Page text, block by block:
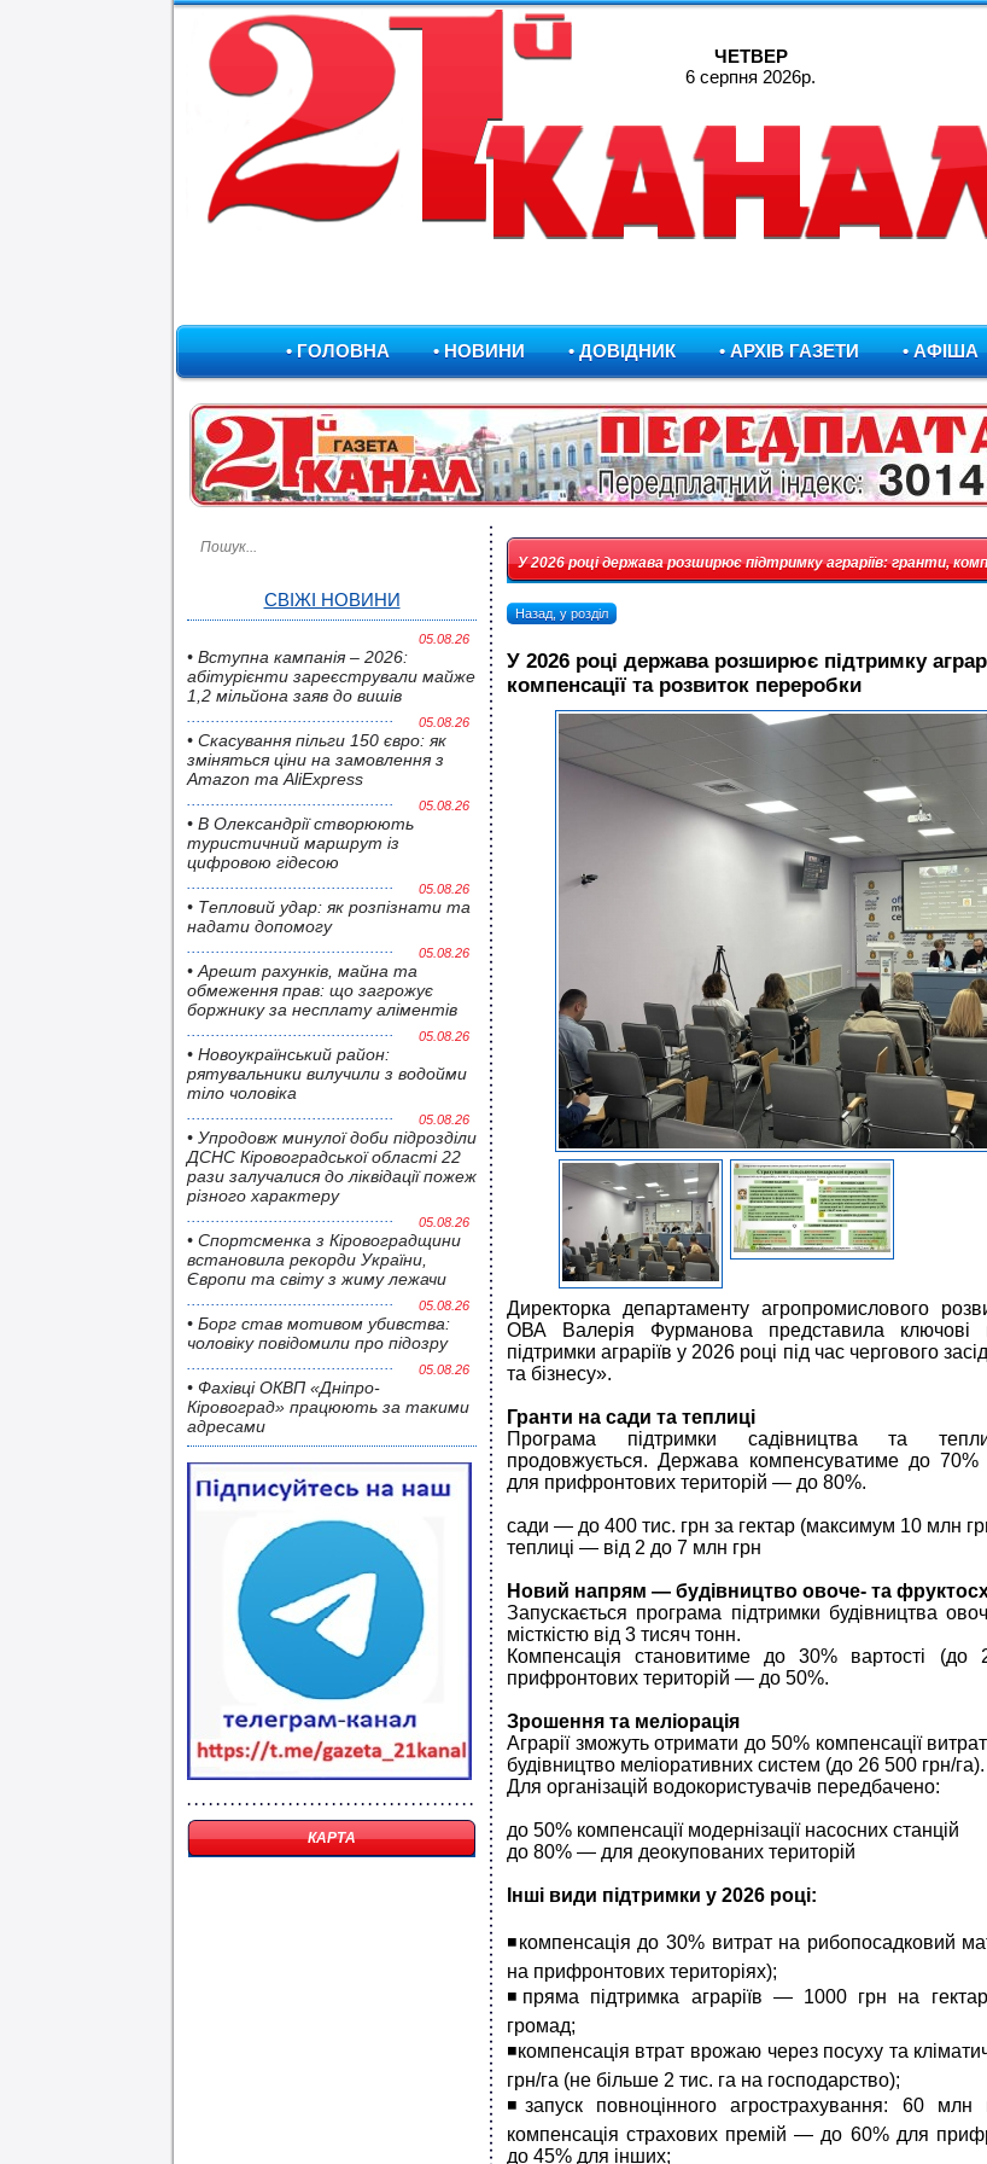
ЧЕТВЕР
6 серпня 2026р.
• ГОЛОВНА • НОВИНИ • ДОВІДНИК • АРХІВ ГАЗЕТИ • АФІША
СВІЖІ НОВИНИ
05.08.26
• Вступна кампанія – 2026:
абітурієнти зареєстрували майже
1,2 мільйона заяв до вишів
05.08.26
• Скасування пільги 150 євро: як
зміняться ціни на замовлення з
Amazon та AliExpress
05.08.26
• В Олександрії створюють
туристичний маршрут із
цифровою гідесою
05.08.26
• Тепловий удар: як розпізнати та
надати допомогу
05.08.26
• Арешт рахунків, майна та
обмеження прав: що загрожує
боржнику за несплату аліментів
05.08.26
• Новоукраїнський район:
рятувальники вилучили з водойми
тіло чоловіка
05.08.26
• Упродовж минулої доби підрозділи
ДСНС Кіровоградської області 22
рази залучалися до ліквідації пожеж
різного характеру
05.08.26
• Спортсменка з Кіровоградщини
встановила рекорди України,
Європи та світу з жиму лежачи
05.08.26
• Борг став мотивом убивства:
чоловіку повідомили про підозру
05.08.26
• Фахівці ОКВП «Дніпро-
Кіровоград» працюють за такими
адресами
КАРТА
У 2026 році держава розширює підтримку аграріїв: гранти,
Назад, у розділ
У 2026 році держава розширює підтримку
компенсації та розвиток переробки
Директорка департаменту агропромислового
ОВА Валерія Фурманова представила ключові
підтримки аграріїв у 2026 році під час чергового
та бізнесу».
Гранти на сади та теплиці
Програма підтримки садівництва та
продовжується. Держава компенсуватиме до 70%
для прифронтових територій — до 80%.
сади — до 400 тис. грн за гектар (максимум 10 млн
теплиці — від 2 до 7 млн грн
Новий напрям — будівництво овоче- та
Запускається програма підтримки будівництва
місткістю від 3 тисяч тонн.
Компенсація становитиме до 30% вартості
прифронтових територій — до 50%.
Зрошення та меліорація
Аграрії зможуть отримати до 50% компенсації
будівництво меліоративних систем (до 26 500 грн/га).
Для організацій водокористувачів передбачено:
до 50% компенсації модернізації насосних станцій
до 80% — для деокупованих територій
Інші види підтримки у 2026 році:
◾️компенсація до 30% витрат на рибопосадковий
на прифронтових територіях);
◾️пряма підтримка аграріїв — 1000 грн на
громад;
◾️компенсація втрат врожаю через посуху та
грн/га (не більше 2 тис. га на господарство);
◾️запуск повноцінного агрострахування: 60
компенсація страхових премій — до 60% для
до 45% для інших;